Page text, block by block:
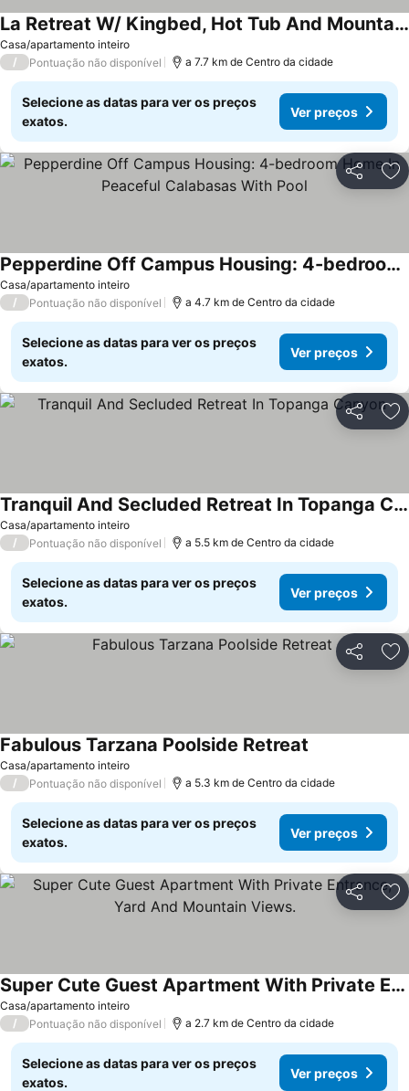
Casa/apartamento inteiro
La Retreat W/ Kingbed, Hot Tub And Mountain Views!
Ver preços
/ Pontuação não disponível a 7.7 km de Centro da cidade
Selecione as datas para ver os preços
exatos.
Ver preços
Partilhar
Casa/apartamento inteiro
Pepperdine Off Campus Housing: 4-bedroom Home In Peaceful Calabasas With Pool
Ver preços
/ Pontuação não disponível a 4.7 km de Centro da cidade
Selecione as datas para ver os preços
exatos.
Ver preços
Partilhar
Casa/apartamento inteiro
Tranquil And Secluded Retreat In Topanga Canyon
Ver preços
/ Pontuação não disponível a 5.5 km de Centro da cidade
Selecione as datas para ver os preços
exatos.
Ver preços
Partilhar
Casa/apartamento inteiro
Fabulous Tarzana Poolside Retreat
/ Pontuação não disponível a 5.3 km de Centro da cidade
Selecione as datas para ver os preços
exatos.
Ver preços
Partilhar
Casa/apartamento inteiro
Super Cute Guest Apartment With Private Entrance, Yard And Mountain Views.
Ver preços
/ Pontuação não disponível a 2.7 km de Centro da cidade
Selecione as datas para ver os preços
exatos.
Ver preços